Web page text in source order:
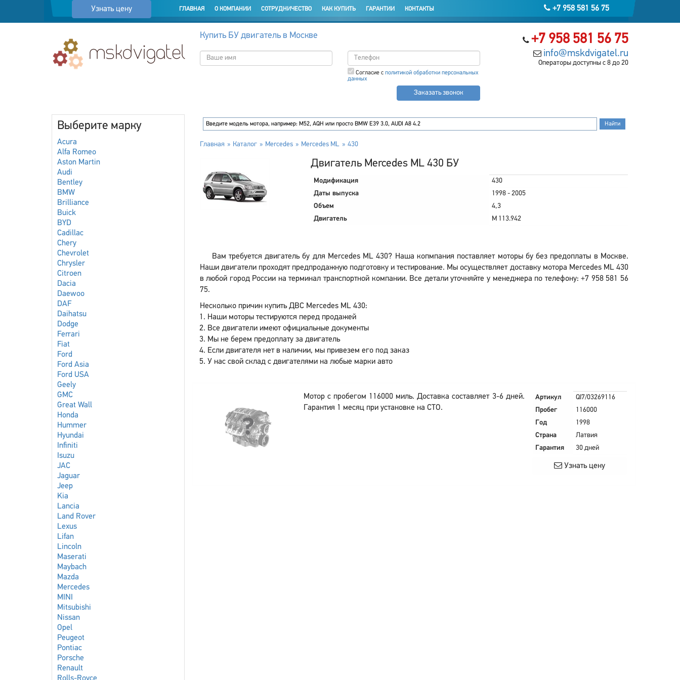
Узнать цену +7 958 581 56 75
ГЛАВНАЯ О КОМПАНИИ СОТРУДНИЧЕСТВО КАК КУПИТЬ ГАРАНТИИ КОНТАКТЫ
+7 958 581 56 75
info@mskdvigatel.ru
Операторы доступны с 8 до 20
Купить БУ двигатель в Москве
Согласие с политикой обработки персональных
данных
Заказать звонок
Выберите марку
Acura
Alfa Romeo
Aston Martin
Audi
Bentley
BMW
Brilliance
Buick
BYD
Cadillac
Chery
Chevrolet
Chrysler
Citroen
Dacia
Daewoo
DAF
Daihatsu
Dodge
Ferrari
Fiat
Ford
Ford Asia
Ford USA
Geely
GMC
Great Wall
Honda
Hummer
Hyundai
Infiniti
Isuzu
JAC
Jaguar
Jeep
Kia
Lancia
Land Rover
Lexus
Lifan
Lincoln
Maserati
Maybach
Mazda
Mercedes
MINI
Mitsubishi
Nissan
Opel
Peugeot
Pontiac
Porsche
Renault
Главная Каталог Mercedes Mercedes ML 430
Двигатель Mercedes ML 430 БУ
Модификация
430
Даты выпуска
1998 - 2005
Объем
4,3
Двигатель
M 113.942
Вам требуется двигатель бу для Mercedes ML 430? Наша копмпания поставляет моторы бу без предоплаты в Москве.
Наши двигатели проходят предпродажную подготовку и тестирование. Мы осуществляет доставку мотора Mercedes ML 430
в любой город России на терминал транспортной компании. Все детали уточняйте у менеджера по телефону: +7 958 581 56
75.
Несколько причин купить ДВС Mercedes ML 430:
Наши моторы тестируются перед продажей
Все двигатели имеют официальные документы
Мы не берем предоплату за двигатель
Если двигателя нет в наличии, мы привезем его под заказ
У нас свой склад с двигателями на любые марки авто
Мотор с пробегом 116000 миль. Доставка составляет 3-6 дней.
Гарантия 1 месяц при установке на СТО.
Артикул
QI7/03269116
Пробег
116000
Год
1998
Страна
Латвия
Гарантия
30 дней
Узнать цену